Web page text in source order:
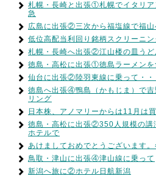
札幌・長崎と出張①札幌でイタリ
急
広島に出張②三次から福塩線で福山
低位高配当利回り銘柄スクリーニン
札幌・長崎へ出張②江山楼の皿うど
徳島・高松に出張①徳島ラーメンを
仙台に出張②陸羽東線に乗って・・
徳島へ出張④鴨島（かもじま）で吉
リング
日本株、アノマリーからは11月は買
徳島・高松に出張②350人規模の講
ホテルで
あけましておめでとうございます。
鳥取・津山に出張④津山線に乗って
新潟へ旅に②ホテル日航新潟